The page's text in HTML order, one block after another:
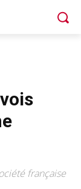
française